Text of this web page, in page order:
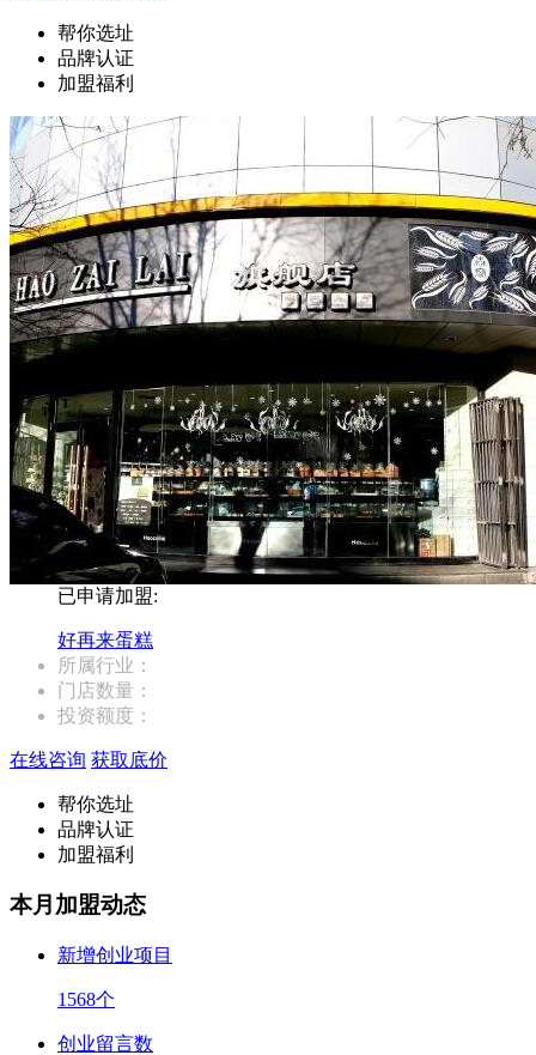
帮你选址
品牌认证
加盟福利
已申请加盟:
好再来蛋糕
所属行业：
门店数量：
投资额度：
在线咨询 获取底价
帮你选址
品牌认证
加盟福利
本月加盟动态
新增创业项目
1568个
创业留言数